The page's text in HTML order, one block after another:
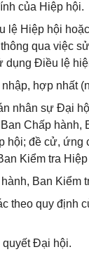
của Hiệp hội.
lệ Hiệp hội
qua việc
dụng Điều lệ
hợp nhất
nhân sự Đại
Chấp hành,
hội; đề cử, ứng
Kiểm tra
Ban Kiểm
theo quy định
quyết Đại hội.